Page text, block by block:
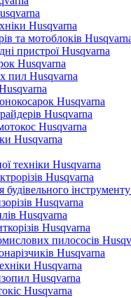
Husqvarna
та мотоблоків
пристрої Husqvarna
Husqvarna
пил Husqvarna
Husqvarna
Husqvarna
Husqvarna
Husqvarna
техніки Husqvarna
Husqvarna
будівельного
Husqvarna
Husqvarna
Husqvarna
пилососів
Husqvarna
Husqvarna
Husqvarna
Husqvarna